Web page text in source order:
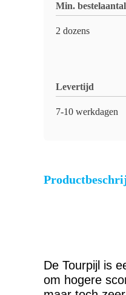
Min. bestelaantal
2 dozens
Levertijd
7-10 werkdagen
De Tourpijl is
om hogere